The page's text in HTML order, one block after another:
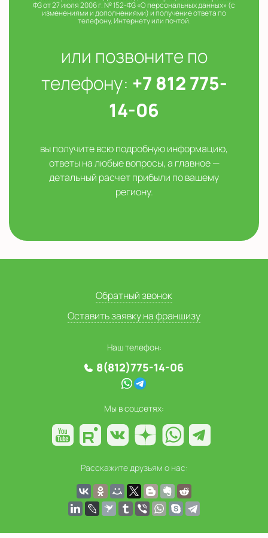
ФЗ от 27 июля 2006 г. № 152-ФЗ «О персональных данных» (с
изменениями и дополнениями) и получение ответа по
телефону, Интернету или почтой.
или позвоните по
телефону: +7 812 775-
14-06
вы получите всю подробную информацию,
ответы на любые вопросы, а главное —
детальный расчет прибыли по вашему
региону.
Обратный звонок
Оставить заявку на франшизу
Наш телефон:
8(812)775-14-06
Мы в соцсетях:
Расскажите друзьям о нас: